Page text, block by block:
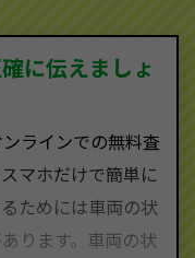
。
料で行います。安
に伝えましょ
ラインでの無料査
マホだけで簡単に
ためには車両の状
ります。車両の状